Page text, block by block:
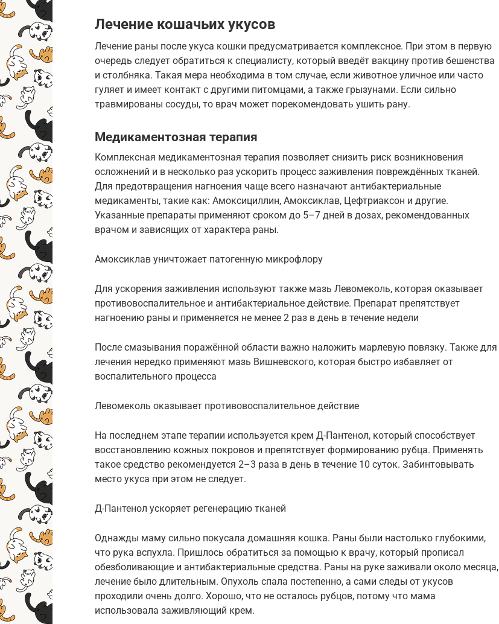
Лечение кошачьих укусов
Лечение раны после укуса кошки предусматривается комплексное. При этом в первую
очередь следует обратиться к специалисту, который введёт вакцину против бешенства
и столбняка. Такая мера необходима в том случае, если животное уличное или часто
гуляет и имеет контакт с другими питомцами, а также грызунами. Если сильно
травмированы сосуды, то врач может порекомендовать ушить рану.
Медикаментозная терапия
Комплексная медикаментозная терапия позволяет снизить риск возникновения
осложнений и в несколько раз ускорить процесс заживления повреждённых тканей.
Для предотвращения нагноения чаще всего назначают антибактериальные
медикаменты, такие как: Амоксициллин, Амоксиклав, Цефтриаксон и другие.
Указанные препараты применяют сроком до 5–7 дней в дозах, рекомендованных
врачом и зависящих от характера раны.
Амоксиклав уничтожает патогенную микрофлору
Для ускорения заживления используют также мазь Левомеколь, которая оказывает
противовоспалительное и антибактериальное действие. Препарат препятствует
нагноению раны и применяется не менее 2 раз в день в течение недели
После смазывания поражённой области важно наложить марлевую повязку. Также для
лечения нередко применяют мазь Вишневского, которая быстро избавляет от
воспалительного процесса
Левомеколь оказывает противовоспалительное действие
На последнем этапе терапии используется крем Д-Пантенол, который способствует
восстановлению кожных покровов и препятствует формированию рубца. Применять
такое средство рекомендуется 2–3 раза в день в течение 10 суток. Забинтовывать
место укуса при этом не следует.
Д-Пантенол ускоряет регенерацию тканей
Однажды маму сильно покусала домашняя кошка. Раны были настолько глубокими,
что рука вспухла. Пришлось обратиться за помощью к врачу, который прописал
обезболивающие и антибактериальные средства. Раны на руке заживали около месяца,
лечение было длительным. Опухоль спала постепенно, а сами следы от укусов
проходили очень долго. Хорошо, что не осталось рубцов, потому что мама
использовала заживляющий крем.